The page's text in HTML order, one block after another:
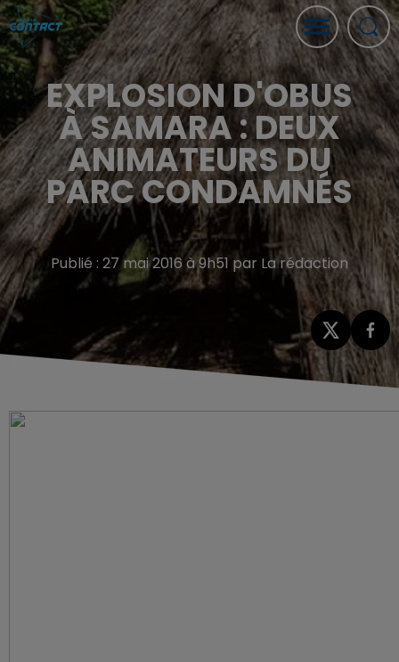
EXPLOSION D'OBUS
À SAMARA : DEUX
ANIMATEURS DU
PARC CONDAMNÉS
Publié : 27 mai 2016 à 9h51 par La rédaction